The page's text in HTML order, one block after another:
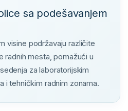
sa podešavanjem
visine podržavaju različite
radnih mesta, pomažući u
za laboratorijskim
i tehničkim radnim zonama.